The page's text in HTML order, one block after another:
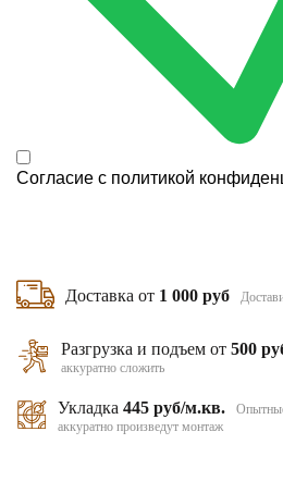
Согласие с политикой
Доставка от 1 000 руб
Разгрузка и подъем от500
аккуратно сложить
Укладка 445 руб/м.кв.
аккуратно произведут монтаж